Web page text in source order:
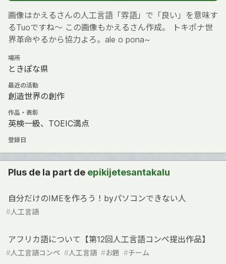
画像はかえるさんの人工言語「雰語」で「良い」を意味す
るTuoですね〜 この画像もかえるさん作成。 トキポナ世
界革命やるから協力よろ。ale o pona~
場所
ときぽな県
最近の活動
創造世界の創作
作品・表彰
英検一級、TOEIC満点
登録日
Plus de la part de epikijetesantakalu
自分だけのIMEを作ろう！byパソコンできない人
#人工言語
アフリカ語について【第12回人工言語コンペ提出作品】
#人工言語コンペ #人工言語 #お題 #チーム